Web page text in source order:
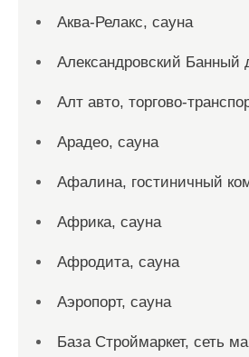
Аква-Релакс, сауна
Александровский Банный
Алт авто, торгово-
Арадео, сауна
Афалина, гостиничный
Африка, сауна
Афродита, сауна
Аэропорт, сауна
База Строймаркет, сеть